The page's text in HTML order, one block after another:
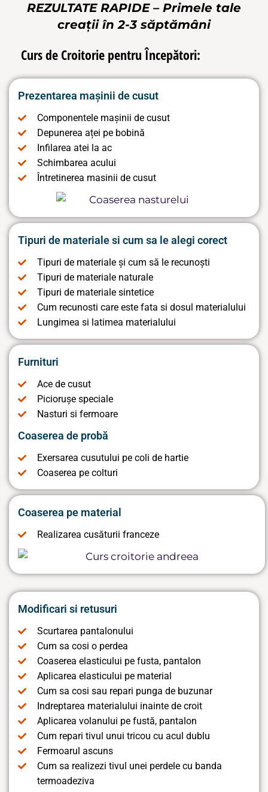
REZULTATE RAPIDE – Primele tale
creații în 2-3 săptămâni
Curs de Croitorie pentru Începători:
Prezentarea mașinii de cusut
Componentele mașinii de cusut
Depunerea aței pe bobină
Infilarea atei la ac
Schimbarea acului
Întretinerea masinii de cusut
Tipuri de materiale si cum sa le alegi corect
Tipuri de materiale și cum să le recunoști
Tipuri de materiale naturale
Tipuri de materiale sintetice
Cum recunosti care este fata si dosul materialului
Lungimea si latimea materialului
Furnituri
Ace de cusut
Piciorușe speciale
Nasturi si fermoare
Coaserea de probă
Exersarea cusutului pe coli de hartie
Coaserea pe colturi
Coaserea pe material
Realizarea cusăturii franceze
Modificari si retusuri
Scurtarea pantalonului
Cum sa cosi o perdea
Coaserea elasticului pe fusta, pantalon
Aplicarea elasticului pe material
Cum sa cosi sau repari punga de buzunar
Indreptarea materialului inainte de croit
Aplicarea volanului pe fustă, pantalon
Cum repari tivul unui tricou cu acul dublu
Fermoarul ascuns
Cum sa realizezi tivul unei perdele cu banda
termoadeziva